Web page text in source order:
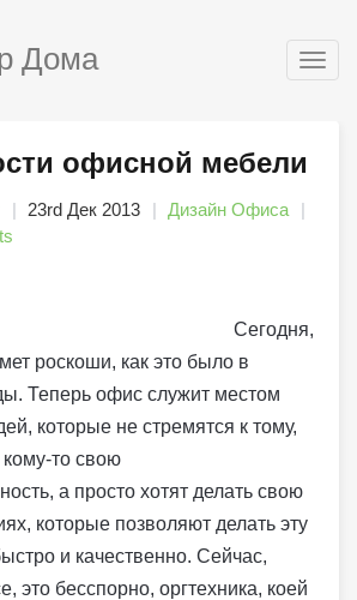
Дома
офисной мебели
23rd Дек 2013
Дизайн Офиса
Сегодня,
роскоши, как это было в
Теперь офис служит местом
которые не стремятся к тому,
кому-то свою
а просто хотят делать свою
которые позволяют делать эту
и качественно. Сейчас,
это бесспорно, оргтехника, коей